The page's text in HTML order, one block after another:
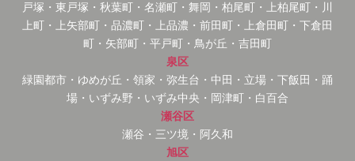
戸塚・東戸塚・秋葉町・名瀬町・舞岡・柏尾町・上柏尾町・川
上町・上矢部町・品濃町・上品濃・前田町・上倉田町・下倉田
町・矢部町・平戸町・鳥が丘・吉田町
泉区
緑園都市・ゆめが丘・領家・弥生台・中田・立場・下飯田・踊
場・いずみ野・いずみ中央・岡津町・白百合
瀬谷区
瀬谷・三ツ境・阿久和
旭区